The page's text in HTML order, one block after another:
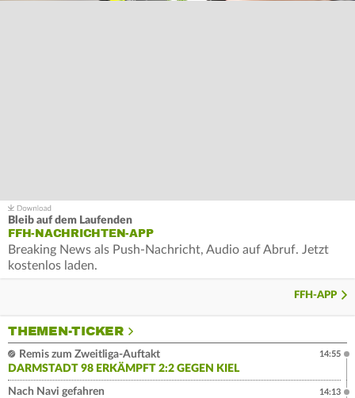
Bleib auf dem Laufenden
FFH-NACHRICHTEN-APP
Breaking News als Push-Nachricht, Audio auf Abruf. Jetzt
kostenlos laden.
FFH-APP
THEMEN-TICKER
Remis zum Zweitliga-Auftakt
DARMSTADT 98 ERKÄMPFT 2:2 GEGEN KIEL
14:55
Nach Navi gefahren
14:13